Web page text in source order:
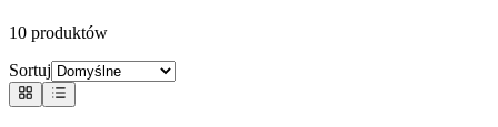
10 produktów
Sortuj